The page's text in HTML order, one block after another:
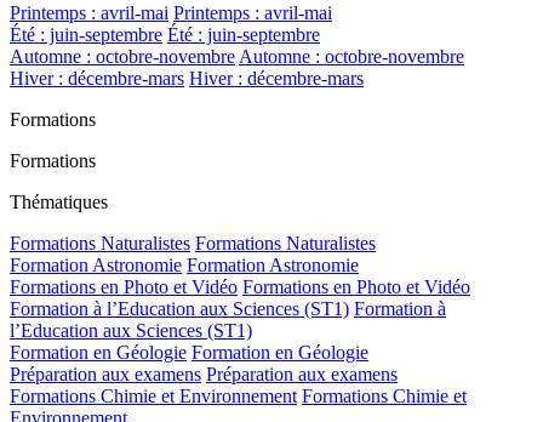
Printemps : avril-mai Printemps : avril-mai
Été : juin-septembre Été : juin-septembre
Automne : octobre-novembre Automne : octobre-novembre
Hiver : décembre-mars Hiver : décembre-mars
Formations
Formations
Thématiques
Formations Naturalistes Formations Naturalistes
Formation Astronomie Formation Astronomie
Formations en Photo et Vidéo Formations en Photo et Vidéo
Formation à l’Education aux Sciences (ST1) Formation à
l’Education aux Sciences (ST1)
Formation en Géologie Formation en Géologie
Préparation aux examens Préparation aux examens
Formations Chimie et Environnement Formations Chimie et
Environnement